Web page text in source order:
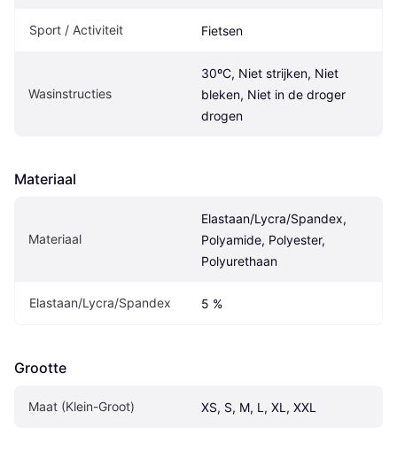
Sport / Activiteit Fietsen
Wasinstructies
30ºC, Niet strijken, Niet
bleken, Niet in de droger
drogen
Materiaal
Materiaal
Elastaan/Lycra/Spandex,
Polyamide, Polyester,
Polyurethaan
Elastaan/Lycra/Spandex 5 %
Grootte
Maat (Klein-Groot) XS, S, M, L, XL, XXL